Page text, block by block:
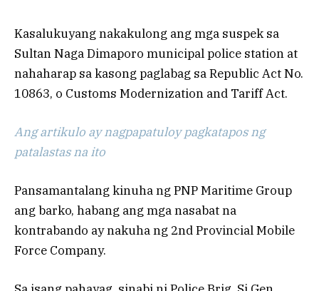
Kasalukuyang nakakulong ang mga suspek sa
Sultan Naga Dimaporo municipal police station at
nahaharap sa kasong paglabag sa Republic Act No.
10863, o Customs Modernization and Tariff Act.
Ang artikulo ay nagpapatuloy pagkatapos ng
patalastas na ito
Pansamantalang kinuha ng PNP Maritime Group
ang barko, habang ang mga nasabat na
kontrabando ay nakuha ng 2nd Provincial Mobile
Force Company.